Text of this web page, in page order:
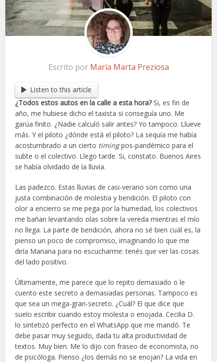
Escrito por María Marta Preziosa
Listen to this article
¿Todos estos autos en la calle a esta hora?Si, es fin de
año, me hubiese dicho el taxista si conseguía uno. Me
garúa finito. ¿Nadie calculó salir antes? Yo tampoco. Llueve
más. Y el piloto ¿dónde está el piloto? La sequía me había
acostumbrado a un cierto timingpos-pandémico para el
subte o el colectivo. Llego tarde. Si, constato. Buenos Aires
se había olvidado de la lluvia.
Las padezco. Estas lluvias de casi-verano son como una
justa combinación de molestia y bendición. El piloto con
olor a encierro se me pega por la humedad, los colectivos
me bañan levantando olas sobre la vereda mientras el mío
no llega. La parte de bendición, ahora no sé bien cuál es, la
pienso un poco de compromiso, imaginando lo que me
diría Mariana para no escucharme: tenés que ver las cosas
del lado positivo.
Últimamente, me parece que lo repito demasiado o le
cuento este secreto a demasiadas personas. Tampoco es
que sea un mega-gran-secreto. ¿Cuál? El que dice que
suelo escribir cuando estoy molesta o enojada. Cecilia D.
lo sintetizó perfecto en el WhatsApp que me mandó. Te
debe pasar muy seguido, dada tu alta productividad de
textos. Muy bien. Me lo dijo con fraseo de economista, no
de psicóloga. Pienso ¿los demás no se enojan? La vida en